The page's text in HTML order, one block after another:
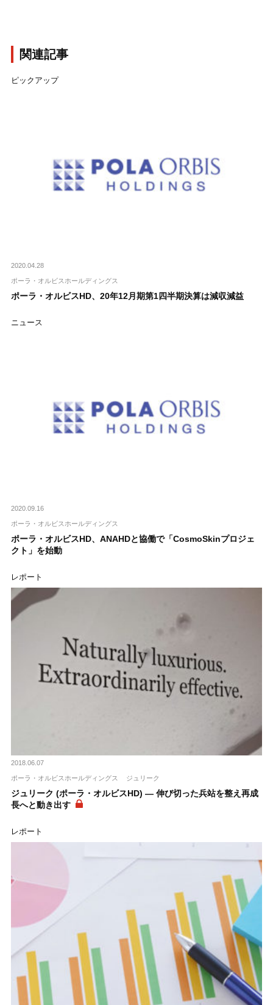
関連記事
ピックアップ
2020.04.28
ポーラ・オルビスホールディングス
ポーラ・オルビスHD、20年12月期第1四半期決算は減収減益
ニュース
2020.09.16
ポーラ・オルビスホールディングス
ポーラ・オルビスHD、ANAHDと協働で「CosmoSkinプロジェ
クト」を始動
レポート
2018.06.07
ポーラ・オルビスホールディングス ジュリーク
ジュリーク (ポーラ・オルビスHD) ― 伸び切った兵站を整え再成
長へと動き出す
レポート